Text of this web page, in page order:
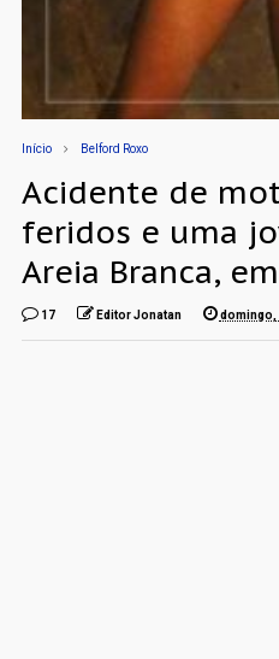
Início Belford Roxo
Acidente de
feridos e uma
Areia Branca,
17 Editor Jonatan domingo,